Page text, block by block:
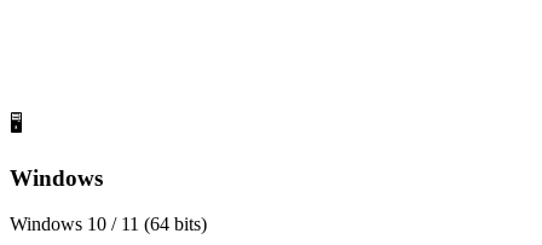
🖥️
Windows
Windows 10 / 11 (64 bits)